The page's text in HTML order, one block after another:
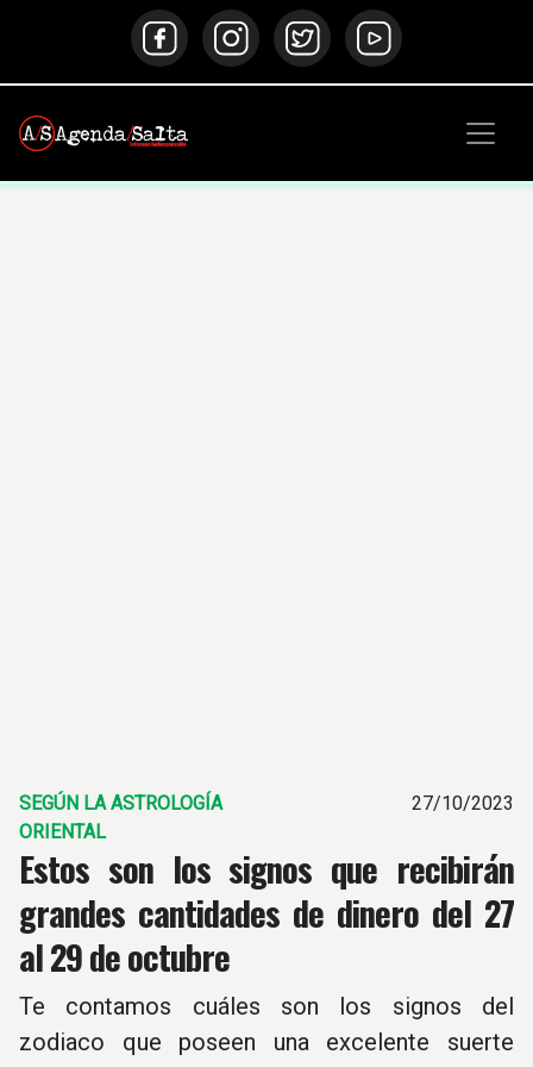
SEGÚN LA ASTROLOGÍA
ORIENTAL
27/10/2023
Estos son los signos que recibirán
grandes cantidades de dinero del 27
al 29 de octubre
Te contamos cuáles son los signos del
zodiaco que poseen una excelente suerte